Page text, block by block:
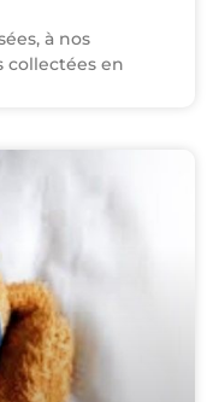
à nos
collectées en